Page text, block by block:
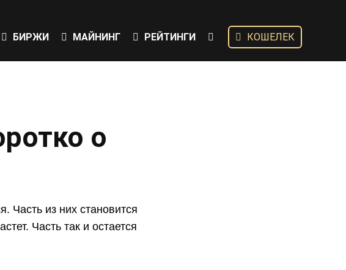
БИРЖИ МАЙНИНГ РЕЙТИНГИ КОШЕЛЕК
о
Часть из них становится
Часть так и остается